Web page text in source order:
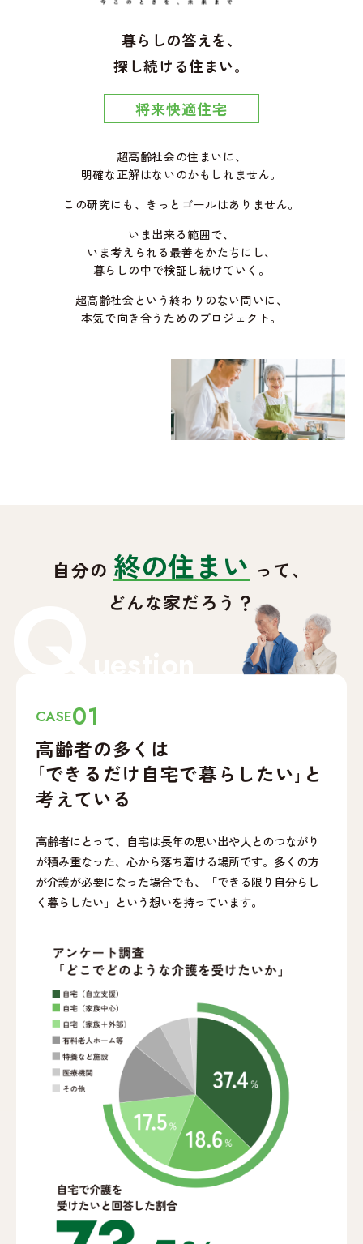
暮らしの答えを、
探し続ける住まい。
将来快適住宅
超高齢社会の住まいに、
明確な正解はないのかもしれません。
この研究にも、きっとゴールはありません。
いま出来る範囲で、
いま考えられる最善をかたちにし、
暮らしの中で検証し続けていく。
超高齢社会という終わりのない問いに、
本気で向き合うためのプロジェクト。
自分の 終の住まい って、
どんな家だろう？
CASE01
高齢者の多くは
｢できるだけ自宅で暮らしたい｣と
考えている
高齢者にとって、自宅は長年の思い出や人とのつながり
が積み重なった、心から落ち着ける場所です。多くの方
が介護が必要になった場合でも、「できる限り自分らし
く暮らしたい」という想いを持っています。